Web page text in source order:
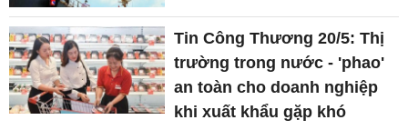
Tin Công Thương 20/5: Thị
trường trong nước - 'phao'
an toàn cho doanh nghiệp
khi xuất khẩu gặp khó